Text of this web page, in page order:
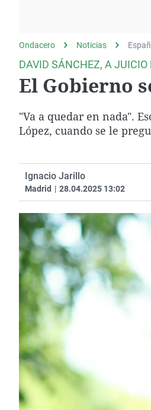
Como el perro y
Ondacero Noticias
DAVID SÁNCHEZ, A JUICIO
El Gobierno
"Va a quedar en nada".
López, cuando se le
Ignacio Jarillo
Madrid | 28.04.2025 13:02